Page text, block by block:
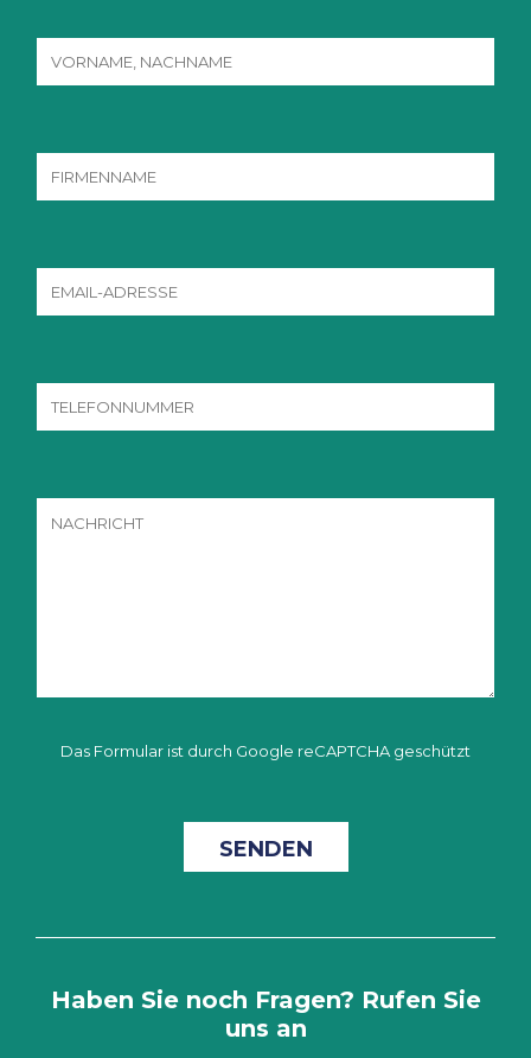
Das Formular ist durch Google reCAPTCHA geschützt
Haben Sie noch Fragen? Rufen Sie
uns an